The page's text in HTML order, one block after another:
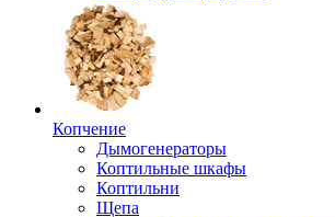
Копчение
Дымогенераторы
Коптильные шкафы
Коптильни
Щепа